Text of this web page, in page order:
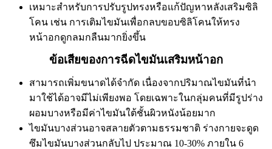
เหมาะสำหรับการปรับรูปทรงหรือแก้ปัญหาหลังเสริมซิลิ
โคน เช่น การเติมไขมันเพื่อกลบขอบซิลิโคนให้ทรง
หน้าอกดูกลมกลืนมากยิ่งขึ้น
ข้อเสียของการฉีดไขมันเสริมหน้าอก​
สามารถเพิ่มขนาดได้จำกัด เนื่องจากปริมาณไขมันที่นำ
มาใช้ได้อาจมีไม่เพียงพอ โดยเฉพาะในกลุ่มคนที่มีรูปร่าง
ผอมบางหรือมีค่าไขมันใต้ชั้นผิวหนังน้อยมาก
ไขมันบางส่วนอาจสลายตัวตามธรรมชาติ ร่างกายจะดูด
ซึมไขมันบางส่วนกลับไป ประมาณ 10-30% ภายใน 6